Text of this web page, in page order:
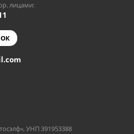
лицами:
УНП 391953388